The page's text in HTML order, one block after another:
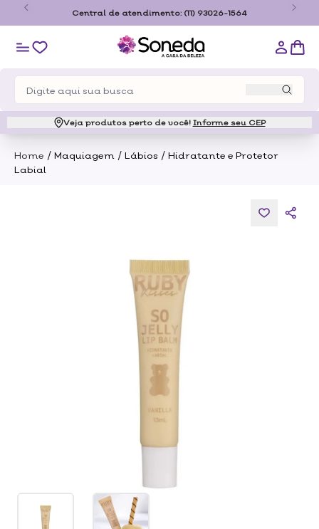
somente para o estado de São
Central de
Veja produtos perto de você! Informe seu CEP
Home / Maquiagem / Lábios / Hidratante e Protetor
Labial